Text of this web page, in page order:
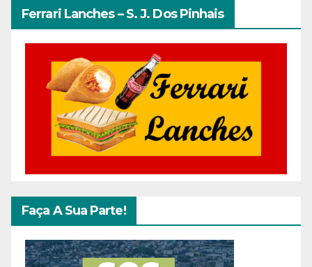
Ferrari Lanches – S. J. Dos Pinhais
Faça A Sua Parte!